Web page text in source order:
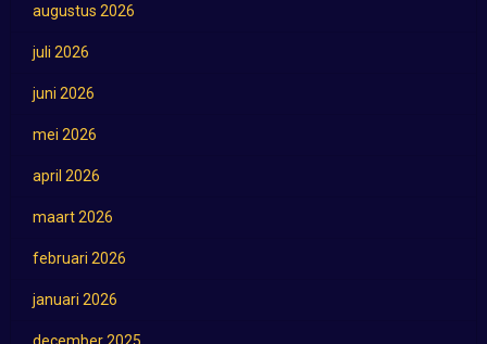
augustus 2026
juli 2026
juni 2026
mei 2026
april 2026
maart 2026
februari 2026
januari 2026